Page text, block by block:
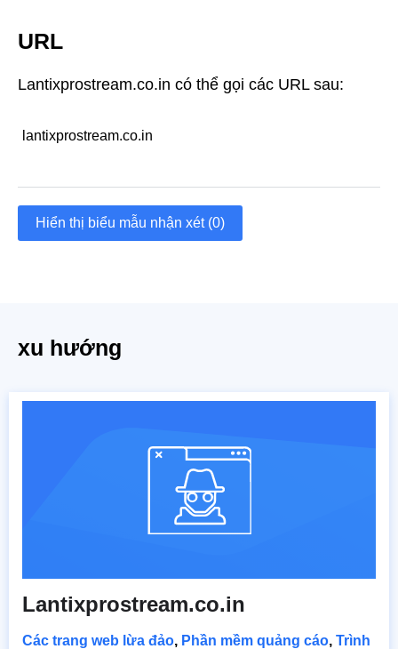
URL
Lantixprostream.co.in có thể gọi các URL sau:
lantixprostream.co.in
Hiển thị biểu mẫu nhận xét (0)
xu hướng
Lantixprostream.co.in
Các trang web lừa đảo, Phần mềm quảng cáo, Trình